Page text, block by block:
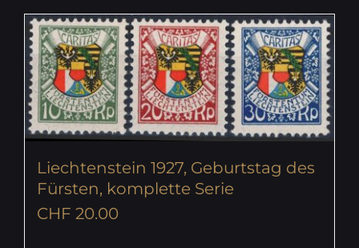
Liechtenstein 1927, Geburtstag des
Fürsten, komplette Serie
CHF 20.00